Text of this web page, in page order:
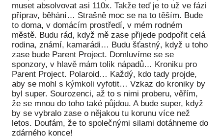
muset absolvovat asi 110x. Takže teď je to už ve fázi
příprav, běhání… Strašně moc se na to těším. Bude
to doma, v domácím prostředí, v mém rodném
městě. Budu rád, když mě zase přijede podpořit celá
rodina, známí, kamarádi… Budu šťastný, když u toho
zase bude Parent Project. Domluvíme se se
sponzory, v hlavě mám tolik nápadů… Kroniku pro
Parent Project. Polaroid… Každý, kdo tady projde,
aby se mohl s kýmkoli vyfotit… Vzkaz do kroniky by
byl super. Sourozenci, až to s nimi proberu, věřím,
že se mnou do toho také půjdou. A bude super, když
by se vybralo zase o nějakou tu korunu více než
letos. Doufám, že to společnými silami dotáhneme do
zdárného konce!